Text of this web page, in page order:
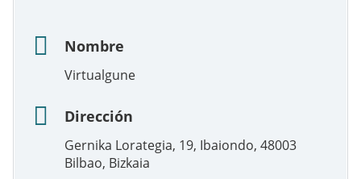
Nombre
Virtualgune
Dirección
Gernika Lorategia, 19, Ibaiondo, 48003
Bilbao, Bizkaia